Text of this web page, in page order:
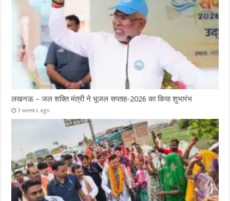
लखनऊ – जल शक्ति मंत्री ने भूजल सप्ताह-2026 का किया शुभारंभ
3 weeks ago